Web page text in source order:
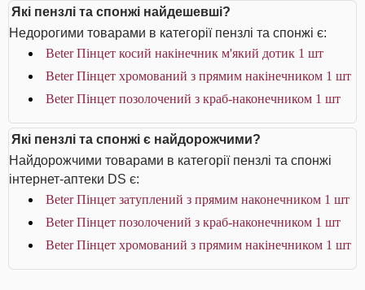
Які пензлі та спонжі найдешевші?
Недорогими товарами в категорії пензлі та спонжі є:
Beter Пінцет косий накінечник м'який дотик 1 шт
Beter Пінцет хромований з прямим накінечником 1 шт
Beter Пінцет позолочений з краб-наконечником 1 шт
Які пензлі та спонжі є найдорожчими?
Найдорожчими товарами в категорії пензлі та спонжі
інтернет-аптеки DS є:
Beter Пінцет затуплений з прямим наконечником 1 шт
Beter Пінцет позолочений з краб-наконечником 1 шт
Beter Пінцет хромований з прямим накінечником 1 шт